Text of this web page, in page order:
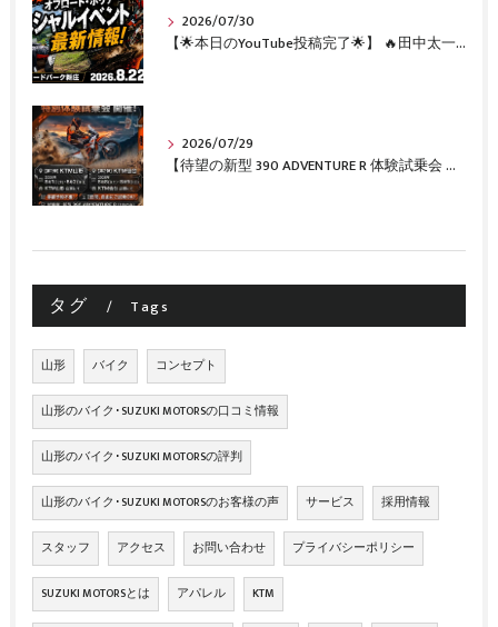
2026/07/30
【🌟本日のYouTube投稿完了🌟】 🔥田中太一さんをスペシャルゲストに🔥 8月22日(土)オフロード・ホリデー最新情報！！
2026/07/29
【待望の新型 390 ADVENTURE R 体験試乗会 開催決定！［KTM山形・KTM仙台］】
タグ Tags
山形 バイク コンセプト
山形のバイク･SUZUKI MOTORSの口コミ情報
山形のバイク･SUZUKI MOTORSの評判
山形のバイク･SUZUKI MOTORSのお客様の声 サービス 採用情報
スタッフ アクセス お問い合わせ プライバシーポリシー
SUZUKI MOTORSとは アパレル KTM